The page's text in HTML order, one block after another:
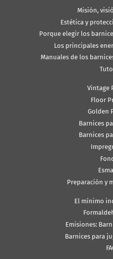
Misión,
Estética y
Porque elegir los
Los principales
Manuales de los
Vintage
Floor
Golden
Barnices
Barnices
Preparación y
El mínimo
Emisiones:
Barnices para